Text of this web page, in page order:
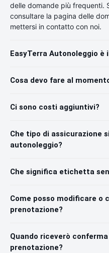
delle domande più frequenti.
consultare la pagina delle
mettersi in contatto con noi.
EasyTerra Autonoleggio è
Cosa devo fare al
Ci sono costi aggiuntivi?
Che tipo di assicurazione
autonoleggio?
Che significa etichetta
Come posso modificare o
prenotazione?
Quando riceverò
prenotazione?